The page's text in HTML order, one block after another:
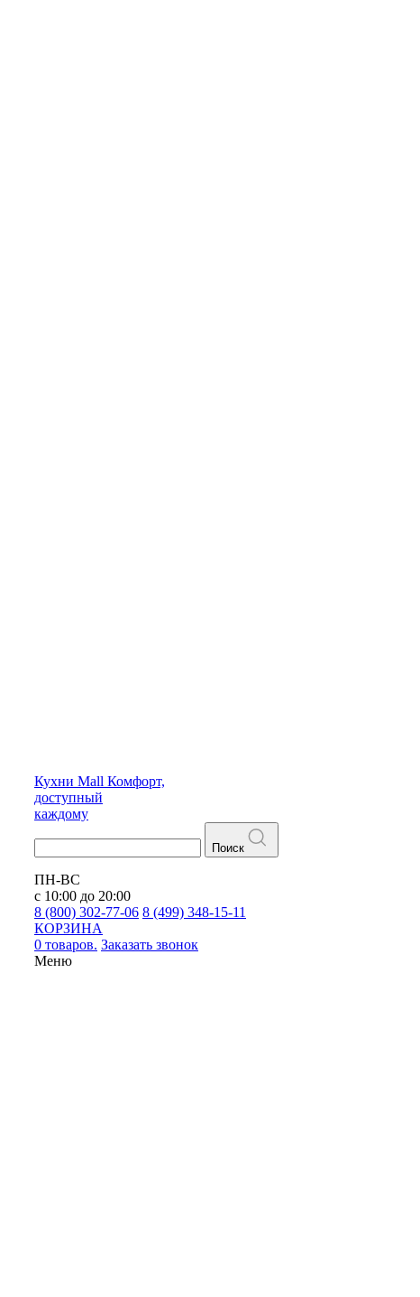
Кухни Mall Комфорт,
доступный
каждому
Поиск
ПН-ВС
с 10:00 до 20:00
8 (800) 302-77-06 8 (499) 348-15-11
КОРЗИНА
0 товаров. Заказать звонок
Меню